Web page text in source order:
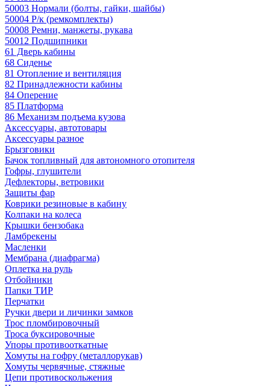
50003 Нормали (болты, гайки, шайбы)
50004 Р/к (ремкомплекты)
50008 Ремни, манжеты, рукава
50012 Подшипники
61 Дверь кабины
68 Сиденье
81 Отопление и вентиляция
82 Принадлежности кабины
84 Оперение
85 Платформа
86 Механизм подъема кузова
Аксессуары, автотовары
Аксессуары разное
Брызговики
Бачок топливный для автономного отопителя
Гофры, глушители
Дефлекторы, ветровики
Защиты фар
Коврики резиновые в кабину
Колпаки на колеса
Крышки бензобака
Ламбрекены
Масленки
Мембрана (диафрагма)
Оплетка на руль
Отбойники
Папки ТИР
Перчатки
Ручки двери и личинки замков
Трос пломбировочный
Троса буксировочные
Упоры противооткатные
Хомуты на гофру (металлорукав)
Хомуты червячные, стяжные
Цепи противоскольжения